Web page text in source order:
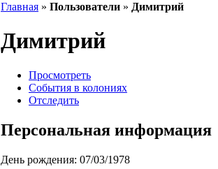
Главная » Пользователи » Димитрий
Димитрий
Просмотреть
События в колониях
Отследить
Персональная информация
День рождения: 07/03/1978